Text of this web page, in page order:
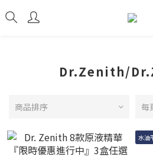
Dr.Zenith/
商品排序 每
水油